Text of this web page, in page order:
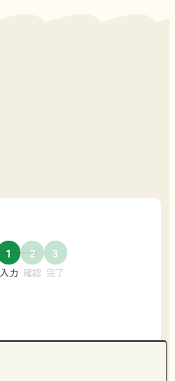
1
入力
2
確認
3
完了